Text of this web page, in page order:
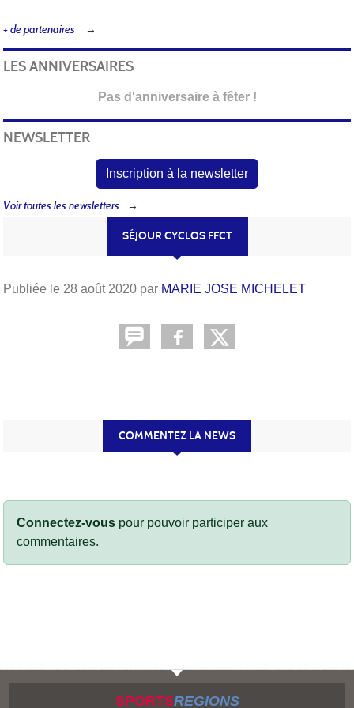
SÉJOUR CYCLOS FFCT
Publiée le 28 août 2020 par MARIE JOSE MICHELET
COMMENTEZ LA NEWS
Connectez-vous pour pouvoir participer aux
commentaires.
+ de partenaires
LES ANNIVERSAIRES
Pas d'anniversaire à fêter !
NEWSLETTER
Inscription à la newsletter
Voir toutes les newsletters
SPORTSREGIONS